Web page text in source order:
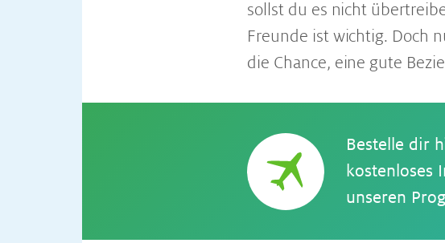
sollst du es nicht
Freunde ist wichtig. Doch
die Chance, eine gute
Bestelle dir
kostenloses
unseren